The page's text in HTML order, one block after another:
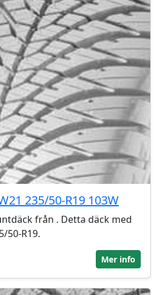
235/50-R19 103W
från . Detta däck med
50-R19.
Mer info